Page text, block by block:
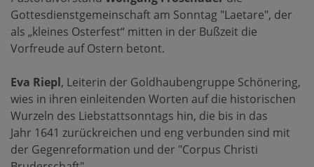
Gottesdienstgemeinschaft am Sonntag "Laetare", der
als „kleines Osterfest“ mitten in der Bußzeit die
Vorfreude auf Ostern betont.
Eva Riepl, Leiterin der Goldhaubengruppe Schönering,
wies in ihren einleitenden Worten auf die historischen
Wurzeln des Liebstattsonntags hin, die bis in das
Jahr 1641 zurückreichen und eng verbunden sind mit
der Gegenreformation und der "Corpus Christi